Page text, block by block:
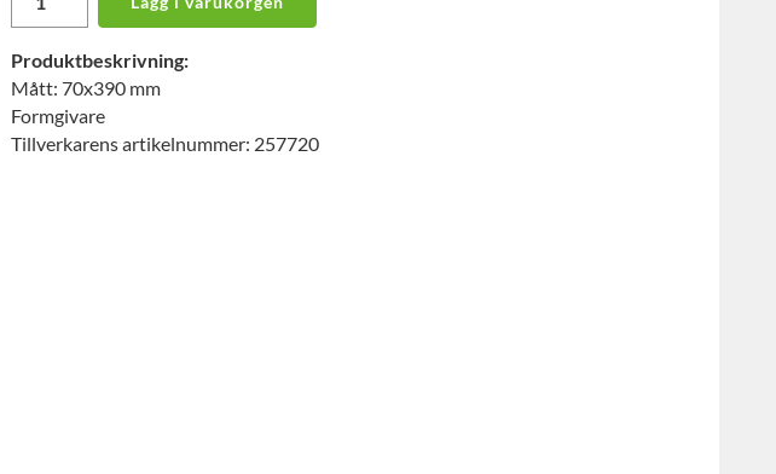
Produktbeskrivning:
Mått: 70x390 mm
Formgivare
Tillverkarens artikelnummer: 257720